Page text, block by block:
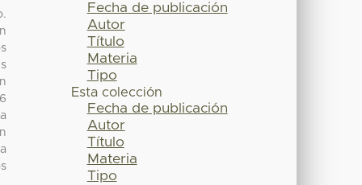
Fecha de publicación
Autor
Título
Materia
Tipo
Esta colección
Fecha de publicación
Autor
Título
Materia
Tipo